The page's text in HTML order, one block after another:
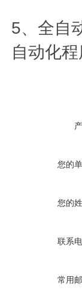
5、全自
自动化
您的
您的
联系
常用